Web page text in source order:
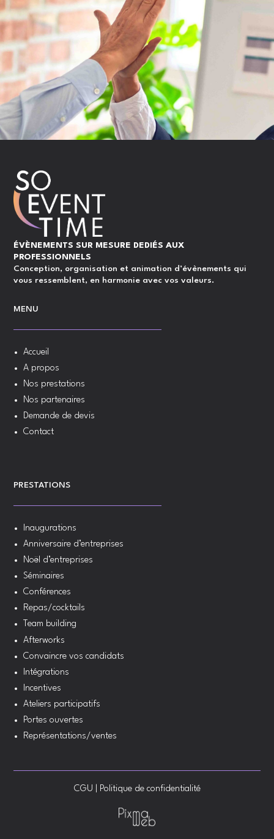
ÉVÈNEMENTS SUR MESURE DEDIÉS AUX
PROFESSIONNELS
Conception, organisation et animation d’évènements qui
vous ressemblent, en harmonie avec vos valeurs.
MENU
Accueil
A propos
Nos prestations
Nos partenaires
Demande de devis
Contact
PRESTATIONS
Inaugurations
Anniversaire d’entreprises
Noël d’entreprises
Séminaires
Conférences
Repas/cocktails
Team building
Afterworks
Convaincre vos candidats
Intégrations
Incentives
Ateliers participatifs
Portes ouvertes
Représentations/ventes
CGU Politique de confidentialité